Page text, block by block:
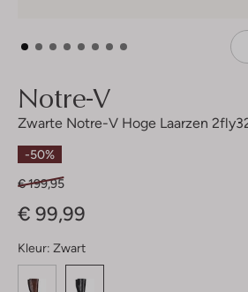
Notre-V
Zwarte Notre-V Hoge Laarzen
-50%
€ 199,95
€ 99,99
Kleur: Zwart